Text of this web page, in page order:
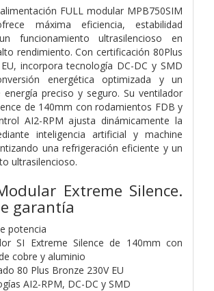
FULL modular MPB750SIM
máxima eficiencia, estabilidad
funcionamiento ultrasilencioso en
rendimiento. Con certificación 80Plus
incorpora tecnología DC-DC y SMD
energética optimizada y un
energía preciso y seguro. Su ventilador
de 140mm con rodamientos FDB y
AI2-RPM ajusta dinámicamente la
inteligencia artificial y machine
una refrigeración eficiente y un
ultrasilencioso.
Extreme Silence.
garantía
potencia
SI Extreme Silence de 140mm con
cobre y aluminio
80 Plus Bronze 230V EU
AI2-RPM, DC-DC y SMD